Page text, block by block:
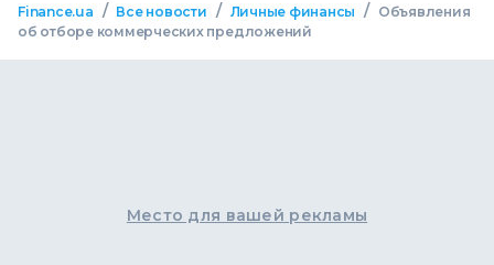
Finance.ua / Все новости / Личные финансы /
Объявления
об отборе коммерческих предложений
Место для вашей рекламы